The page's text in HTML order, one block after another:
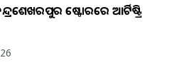
ଷ୍ଟୋରରେ ଆର୍ଟିଷ୍ଟ୍ରି